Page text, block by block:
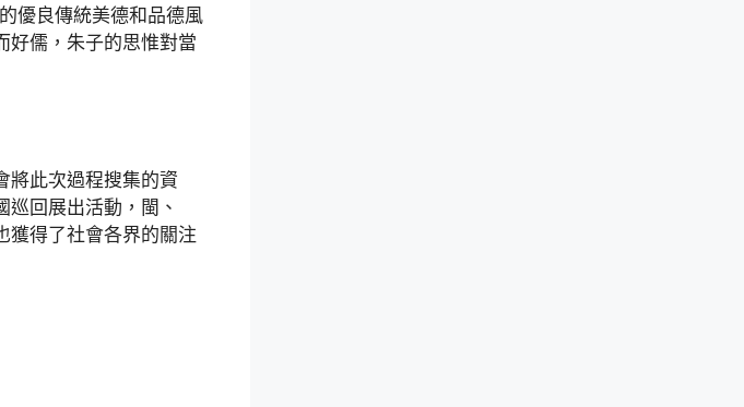
優良傳統美德和品德風
好儒，朱子的思惟對當
將此次過程搜集的資
回展出活動，閩、
獲得了社會各界的關注